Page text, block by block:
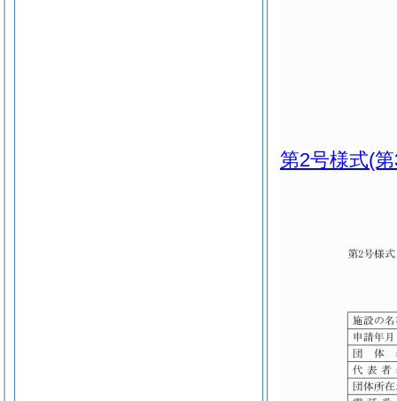
第2号様式(